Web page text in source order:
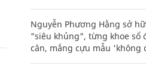
Nguyễn Phương Hằng sở
"siêu khủng", từng khoe sổ
cân, mắng cựu mẫu 'không